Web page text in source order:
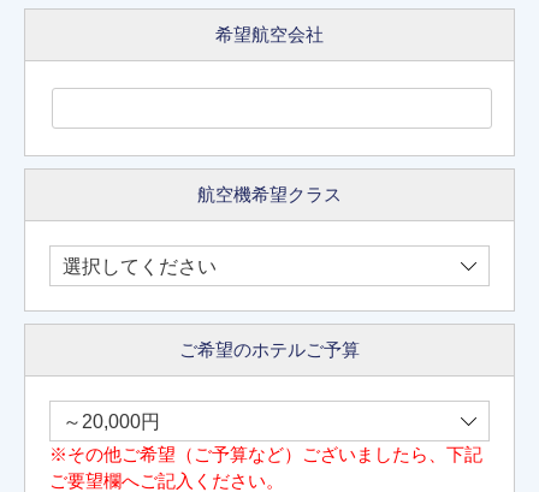
希望航空会社
航空機希望クラス
ご希望のホテルご予算
※その他ご希望（ご予算など）ございましたら、下記
ご要望欄へご記入ください。